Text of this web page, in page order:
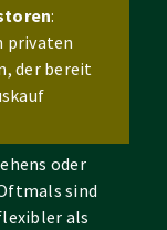
:
privaten
der bereit
oder
sind
als